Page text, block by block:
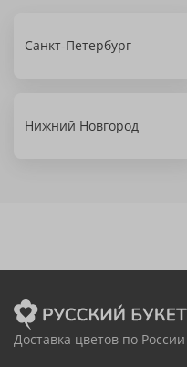
Санкт-Петербург
Нижний Новгород
Доставка цветов по